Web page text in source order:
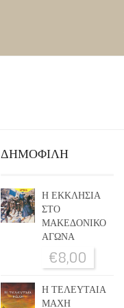
ΔΗΜΟΦΙΛΗ
Η ΕΚΚΛΗΣΙΑ
ΣΤΟ
ΜΑΚΕΔΟΝΙΚΟ
ΑΓΩΝΑ
€8,00
Η ΤΕΛΕΥΤΑΙΑ
ΜΑΧΗ